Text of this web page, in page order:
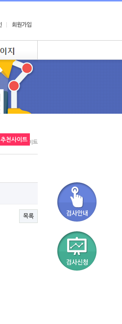
KTR 추천사이트
추천사이트
목록